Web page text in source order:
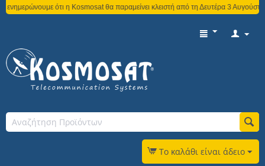
ότι η Kosmosat θα παραμείνει κλειστή από τη Δευτέρα 3 Αυγούστου έως
Το καλάθι είναι άδειο